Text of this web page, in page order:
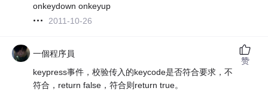
onkeydown onkeyup
2011-10-26
一個程序員
keypress事件，校验传入的keycode是否符合要求，不
符合，return false，符合则return true。
赞